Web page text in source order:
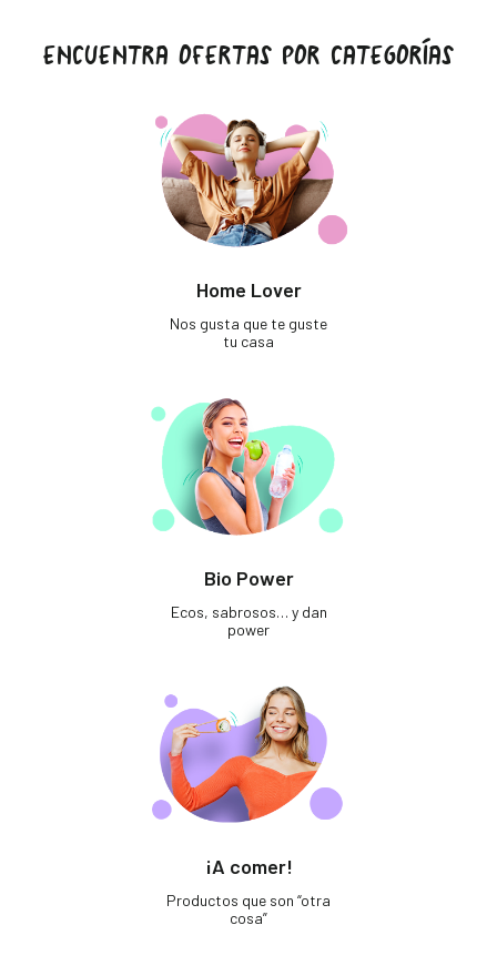
ENCUENTRA OFERTAS POR CATEGORÍAS
Home Lover
Nos gusta que te guste
tu casa
Bio Power
Ecos, sabrosos… y dan
power
¡A comer!
Productos que son “otra
cosa”